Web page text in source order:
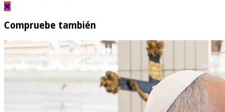
Compruebe también